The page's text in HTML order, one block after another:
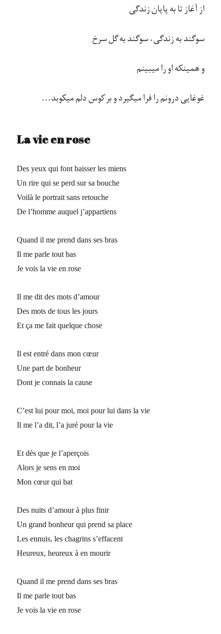
از آغاز تا به پایان زندگی
سوگند به زندگی، سوگند به گل سرخ
و همینکه او را میبینم
غوغایی درونم را فرا میگیرد و بر کوس دلم میکوبد…
La vie en rose
Des yeux qui font baisser les miens
Un rire qui se perd sur sa bouche
Voilà le portrait sans retouche
De l’homme auquel j’appartiens
Quand il me prend dans ses bras
Il me parle tout bas
Je vois la vie en rose
Il me dit des mots d’amour
Des mots de tous les jours
Et ça me fait quelque chose
Il est entré dans mon cœur
Une part de bonheur
Dont je connais la cause
C’est lui pour moi, moi pour lui dans la vie
Il me l’a dit, l’a juré pour la vie
Et dès que je l’aperçois
Alors je sens en moi
Mon cœur qui bat
Des nuits d’amour à plus finir
Un grand bonheur qui prend sa place
Les ennuis, les chagrins s’effacent
Heureux, heureux à en mourir
Quand il me prend dans ses bras
Il me parle tout bas
Je vois la vie en rose